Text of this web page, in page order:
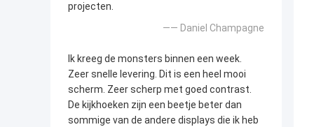
projecten.
—— Daniel Champagne
Ik kreeg de monsters binnen een week.
Zeer snelle levering. Dit is een heel mooi
scherm. Zeer scherp met goed contrast.
De kijkhoeken zijn een beetje beter dan
sommige van de andere displays die ik heb